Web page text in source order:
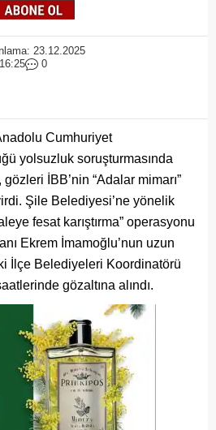
23.12.2025
0
Cumhuriyet
yolsuzluk soruşturmasında
İBB’nin “Adalar mimarı”
Şile Belediyesi’ne yönelik
fesat karıştırma” operasyonu
Ekrem İmamoğlu’nun uzun
İlçe Belediyeleri Koordinatörü
gözaltına alındı.